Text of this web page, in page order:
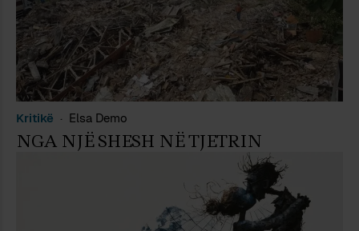
Kritikë Elsa Demo
NGA NJË SHESH NË TJETRIN